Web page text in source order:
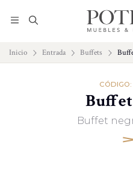
Inicio Entrada Buffets
CÓDIGO:
Buffet